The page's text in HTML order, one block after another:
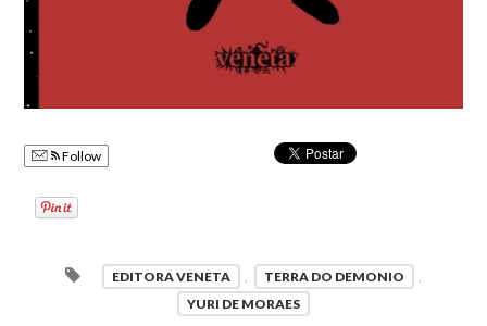
Follow
EDITORA VENETA TERRA DO DEMONIO
YURI DE MORAES